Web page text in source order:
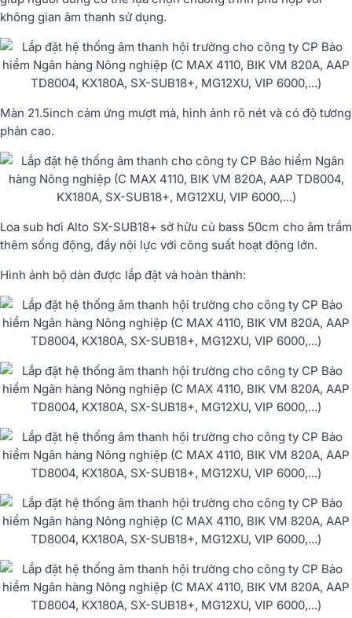
không gian âm thanh sử dụng.
Màn 21.5inch cảm ứng mượt mà, hình ảnh rõ nét và có độ tương
phản cao.
Loa sub hơi Alto SX-SUB18+ sở hữu củ bass 50cm cho âm trầm
thêm sống động, đầy nội lực với công suất hoạt động lớn.
Hình ảnh bộ dàn được lắp đặt và hoàn thành: